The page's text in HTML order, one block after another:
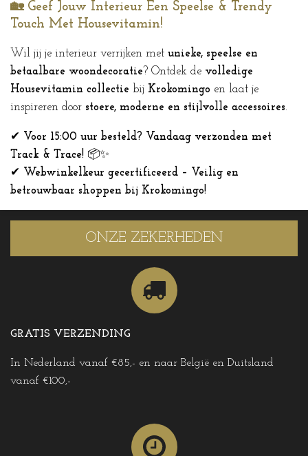
🏡 Geef Jouw Interieur Een Speelse & Trendy
Touch Met Housevitamin!
Wil jij je interieur verrijken met unieke, speelse en
betaalbare woondecoratie? Ontdek de volledige
Housevitamin collectie bij Krokomingo en laat je
inspireren door stoere, moderne en stijlvolle accessoires.
✔
Voor 15:00 uur besteld? Vandaag verzonden met
Track & Trace! 📦✨
✔
Webwinkelkeur gecertificeerd – Veilig en
betrouwbaar shoppen bij Krokomingo!
ONZE ZEKERHEDEN
GRATIS VERZENDING
In Nederland vanaf €85,- en naar België en Duitsland
vanaf €100,-